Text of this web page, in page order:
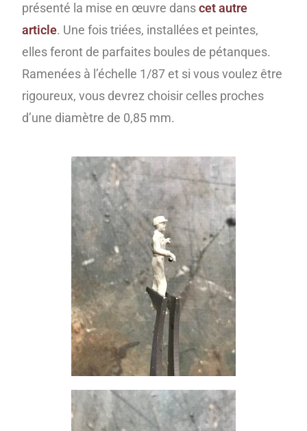
présenté la mise en œuvre danscet autre
article. Une fois triées, installées et peintes,
elles feront de parfaites boules de pétanques.
Ramenées à l’échelle 1/87 et si vous voulez être
rigoureux, vous devrez choisir celles proches
d’une diamètre de 0,85 mm.